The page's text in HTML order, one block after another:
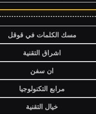
مسك الكلمات في قوقل
اشراق التقنية
ان سفن
مرابع التكنولوجيا
خيال التقنية